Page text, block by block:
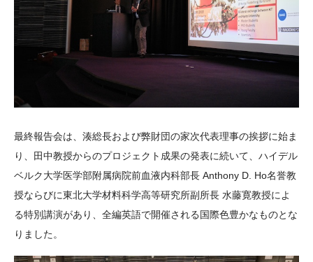
最終報告会は、湊総長および弊財団の家次代表理事の挨拶に始ま
り、田中教授からのプロジェクト成果の発表に続いて、ハイデル
ベルク大学医学部附属病院前血液内科部長 Anthony D. Ho名誉教
授ならびに東北大学材料科学高等研究所副所長 水藤寛教授によ
る特別講演があり、全編英語で開催される国際色豊かなものとな
りました。